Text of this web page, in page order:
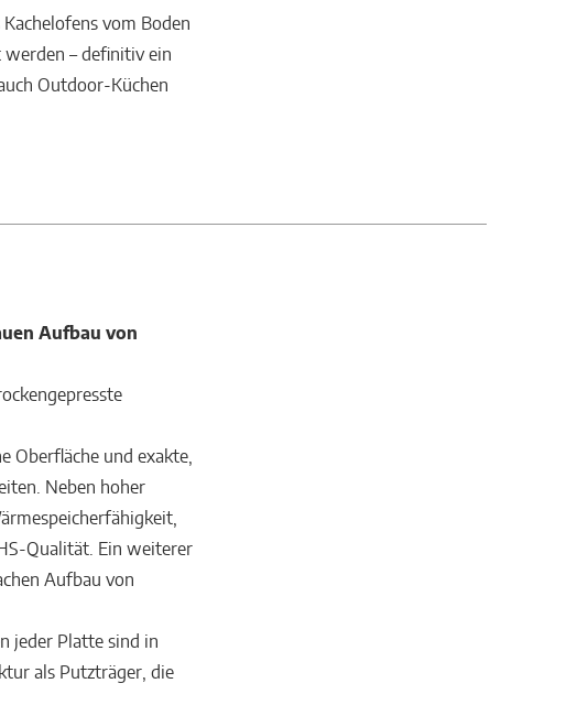
vom Boden
werden – definitiv ein
Outdoor-Küchen
Aufbau von
Oberfläche und exakte,
Neben hoher
Qualität. Ein weiterer
Aufbau von
jeder Platte sind in
als Putzträger, die